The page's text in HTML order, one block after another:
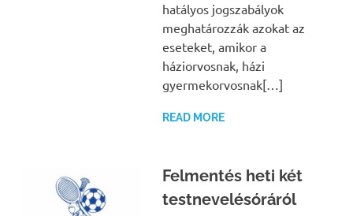
hatályos jogszabályok
meghatározzák azokat az
eseteket, amikor a
háziorvosnak, házi
gyermekorvosnak[…]
READ MORE
Felmentés heti két
testnevelésóráról